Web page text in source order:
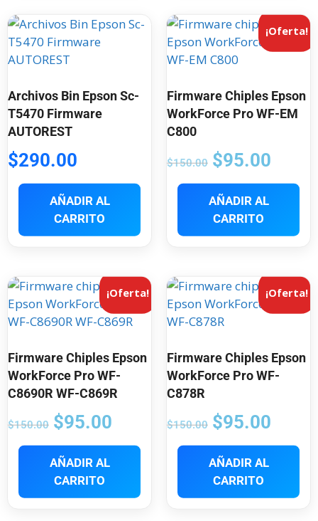
Archivos Bin Epson Sc-
T5470 Firmware
AUTOREST
$290.00
AÑADIR AL
CARRITO
¡Oferta!
Firmware Chiples Epson
WorkForce Pro WF-EM
C800
$150.00 $95.00
AÑADIR AL
CARRITO
¡Oferta!
Firmware Chiples Epson
WorkForce Pro WF-
C8690R WF-C869R
$150.00 $95.00
AÑADIR AL
CARRITO
¡Oferta!
Firmware Chiples Epson
WorkForce Pro WF-
C878R
$150.00 $95.00
AÑADIR AL
CARRITO